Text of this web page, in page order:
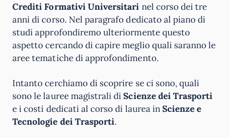
Crediti Formativi Universitari nel corso dei tre
anni di corso. Nel paragrafo dedicato al piano di
studi approfondiremo ulteriormente questo
aspetto cercando di capire meglio quali saranno le
aree tematiche di approfondimento.
Intanto cerchiamo di scoprire se ci sono, quali
sono le lauree magistrali diScienze dei Trasporti
e i costi dedicati al corso di laurea inScienze e
Tecnologie dei Trasporti.